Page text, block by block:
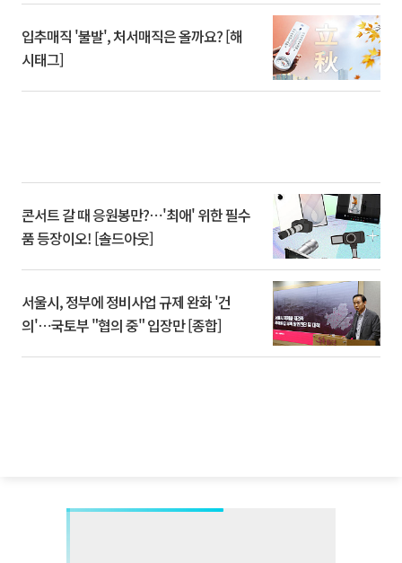
입추매직 '불발', 처서매직은 올까요? [해
시태그]
콘서트 갈 때 응원봉만?⋯'최애' 위한 필수
품 등장이오! [솔드아웃]
서울시, 정부에 정비사업 규제 완화 '건
의'⋯국토부 "협의 중" 입장만 [종합]